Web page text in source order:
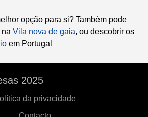
opção para si? Também pode
Vila nova de gaia, ou descobrir os
em Portugal
2025
da privacidade